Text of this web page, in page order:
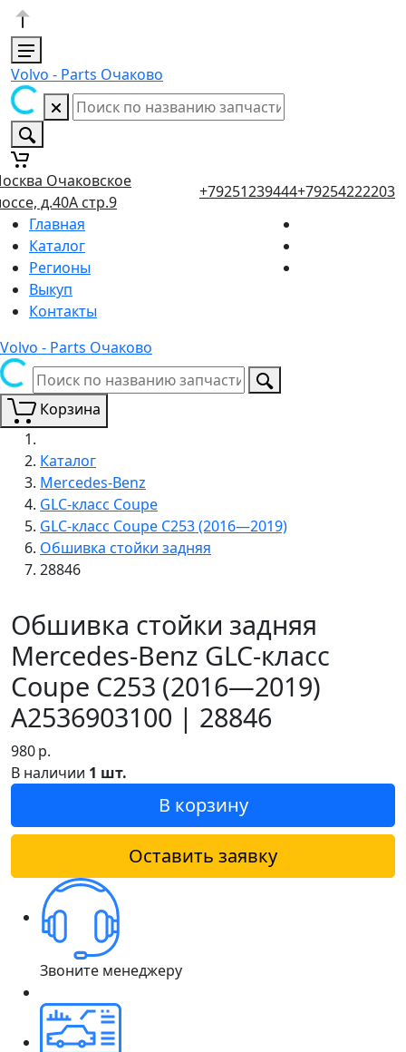
Volvo - Parts Очаково
Очаковское
д.40А стр.9
+79251239444+79254222203
Главная
Каталог
Регионы
Выкуп
Контакты
Volvo - Parts Очаково
Корзина
Каталог
Mercedes-Benz
GLC-класс Coupe
GLC-класс Coupe C253 (2016—2019)
Обшивка стойки задняя
28846
Обшивка стойки задняя
Mercedes-Benz GLC-класс
Coupe C253 (2016—2019)
A2536903100 | 28846
980р.
В наличии 1 шт.
В корзину
Оставить заявку
Звоните менеджеру